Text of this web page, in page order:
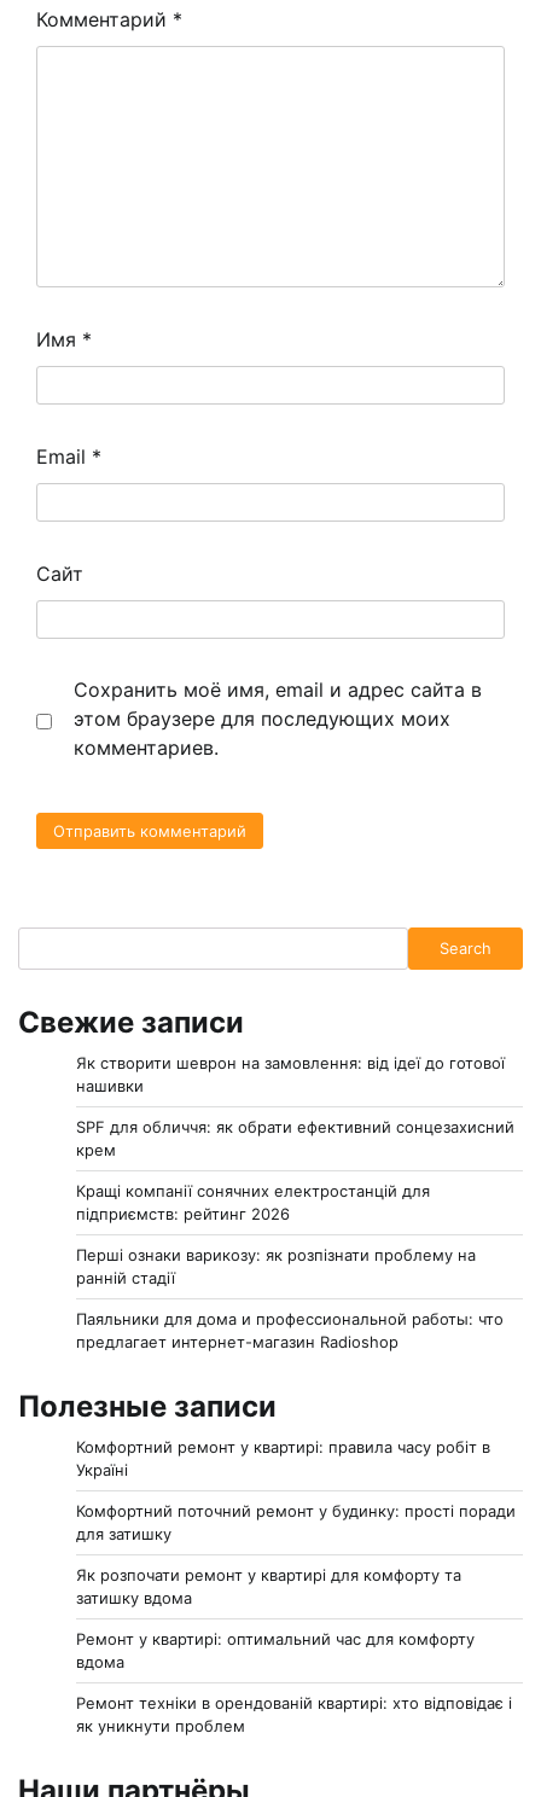
Комментарий *
Имя *
Email *
Сайт
Сохранить моё имя, email и адрес сайта в
этом браузере для последующих моих
комментариев.
Search
Свежие записи
Як створити шеврон на замовлення: від ідеї до готової
нашивки
SPF для обличчя: як обрати ефективний сонцезахисний
крем
Кращі компанії сонячних електростанцій для
підприємств: рейтинг 2026
Перші ознаки варикозу: як розпізнати проблему на
ранній стадії
Паяльники для дома и профессиональной работы: что
предлагает интернет-магазин Radioshop
Полезные записи
Комфортний ремонт у квартирі: правила часу робіт в
Україні
Комфортний поточний ремонт у будинку: прості поради
для затишку
Як розпочати ремонт у квартирі для комфорту та
затишку вдома
Ремонт у квартирі: оптимальний час для комфорту
вдома
Ремонт техніки в орендованій квартирі: хто відповідає і
як уникнути проблем